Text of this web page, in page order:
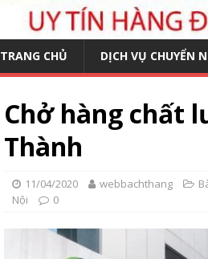
TRANG CHỦ DỊCH VỤ CHUYỂN
Chở hàng chất
Thành
11/04/2020 webbachthang
Nội
0